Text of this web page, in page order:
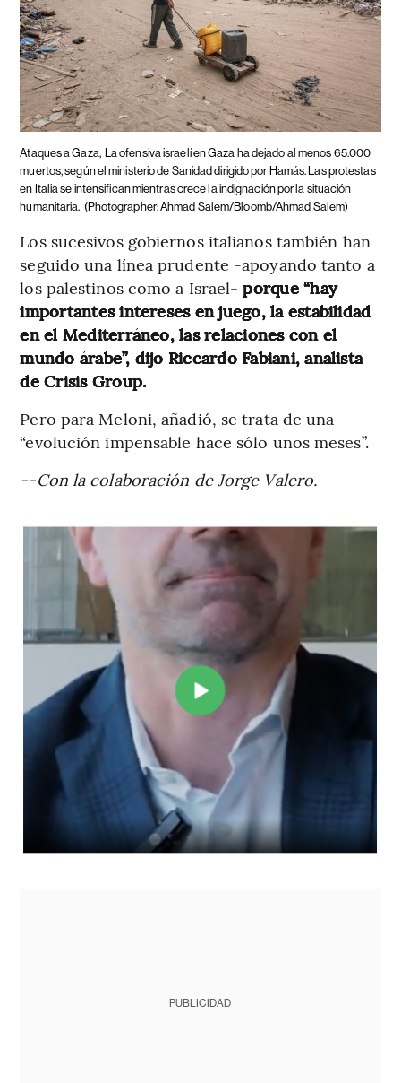
Ataques a Gaza, La ofensiva israelí en Gaza ha dejado al menos 65.000
muertos, según el ministerio de Sanidad dirigido por Hamás. Las protestas
en Italia se intensifican mientras crece la indignación por la situación
humanitaria. (Photographer: Ahmad Salem/Bloomb/Ahmad Salem)
Los sucesivos gobiernos italianos también han
seguido una línea prudente -apoyando tanto a
los palestinos como a Israel-porque “hay
importantes intereses en juego, la estabilidad
en el Mediterráneo, las relaciones con el
mundo árabe”, dijo Riccardo Fabiani, analista
de Crisis Group.
Pero para Meloni, añadió, se trata de una
“evolución impensable hace sólo unos meses”.
--Con la colaboración de Jorge Valero.
PUBLICIDAD